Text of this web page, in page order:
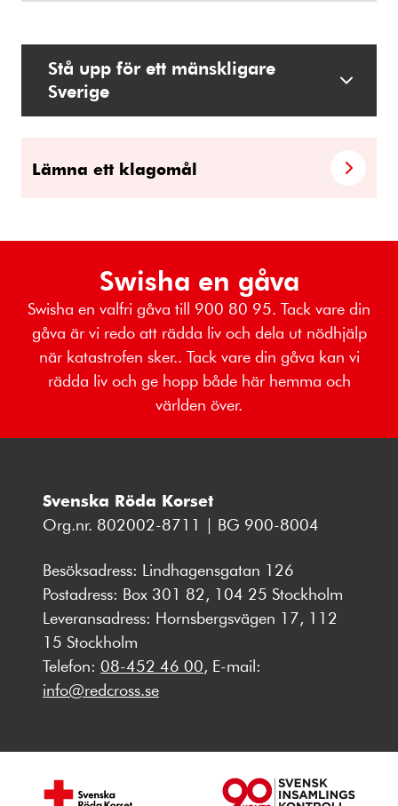
Stå upp för ett mänskligare
Sverige
Lämna ett klagomål
Swisha en gåva
Swisha en valfri gåva till 900 80 95. Tack vare din
gåva är vi redo att rädda liv och dela ut nödhjälp
när katastrofen sker.. Tack vare din gåva kan vi
rädda liv och ge hopp både här hemma och
världen över.
Svenska Röda Korset
Org.nr. 802002-8711 | BG 900-8004
Besöksadress: Lindhagensgatan 126
Postadress: Box 301 82, 104 25 Stockholm
Leveransadress: Hornsbergsvägen 17, 112
15 Stockholm
Telefon: 08-452 46 00, E-mail:
info@redcross.se